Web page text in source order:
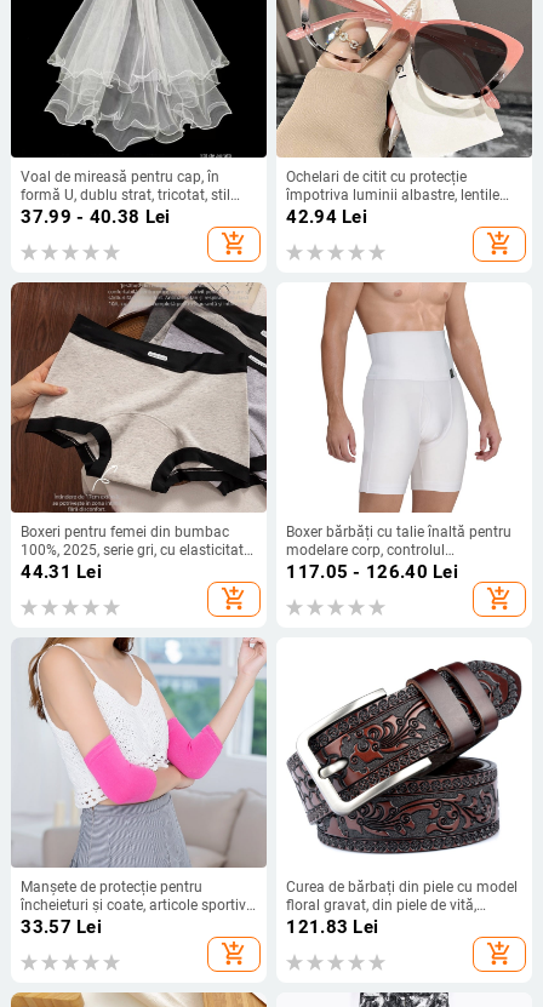
Voal de mireasă pentru cap, în
formă U, dublu strat, tricotat, stil
feeric, pentru ședința foto de nuntă
37.99 - 40.38 Lei
add_shopping_cart
Ochelari de citit cu protecție
împotriva luminii albastre, lentile
fotokromice, ramă cat-eye, claritate
42.94Lei
add_shopping_cart
Boxeri pentru femei din bumbac
100%, 2025, serie gri, cu elasticitate
ridicată, croială confortabilă pentru
44.31 Lei
add_shopping_cart
Boxer bărbăți cu talie înaltă pentru
modelare corp, controlul
abdomenului și ridicarea feselor,
117.05 - 126.40 Lei
add_shopping_cart
Manșete de protecție pentru
încheieturi și coate, articole sportive
unisex
33.57 Lei
add_shopping_cart
Curea de bărbați din piele cu model
floral gravat, din piele de vită,
cataramă din aliaj, închidere cu
121.83 Lei
add_shopping_cart